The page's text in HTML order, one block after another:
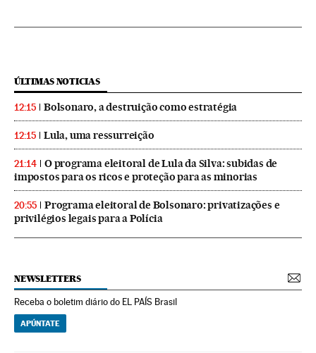
ÚLTIMAS NOTICIAS
12:15 Bolsonaro, a destruição como estratégia
12:15 Lula, uma ressurreição
21:14
O programa eleitoral de Lula da Silva: subidas de
impostos para os ricos e proteção para as minorias
20:55
Programa eleitoral de Bolsonaro: privatizações e
privilégios legais para a Polícia
NEWSLETTERS
Receba o boletim diário do EL PAÍS Brasil
APÚNTATE